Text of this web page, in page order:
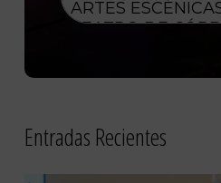
Entradas Recientes